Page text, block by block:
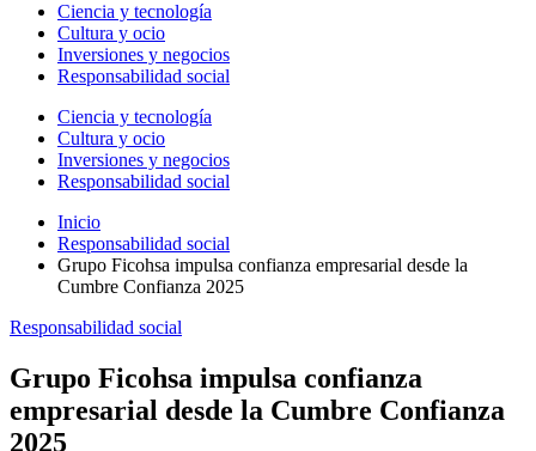
Ciencia y tecnología
Cultura y ocio
Inversiones y negocios
Responsabilidad social
Ciencia y tecnología
Cultura y ocio
Inversiones y negocios
Responsabilidad social
Inicio
Responsabilidad social
Grupo Ficohsa impulsa confianza empresarial desde la
Cumbre Confianza 2025
Responsabilidad social
Grupo Ficohsa impulsa confianza
empresarial desde la Cumbre Confianza
2025